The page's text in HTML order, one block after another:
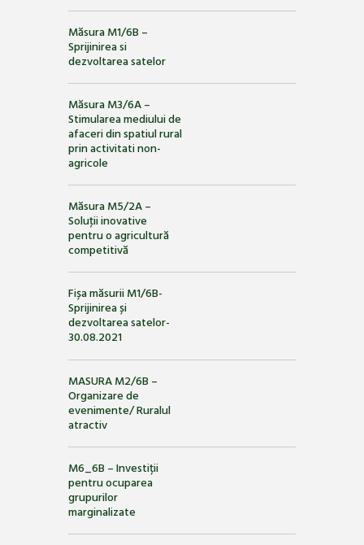
Măsura M1/6B –
Sprijinirea si
dezvoltarea satelor
Măsura M3/6A –
Stimularea mediului de
afaceri din spatiul rural
prin activitati non-
agricole
Măsura M5/2A –
Soluţii inovative
pentru o agricultură
competitivă
Fișa măsurii M1/6B-
Sprijinirea și
dezvoltarea satelor-
30.08.2021
MASURA M2/6B –
Organizare de
evenimente/ Ruralul
atractiv
M6_6B – Investiții
pentru ocuparea
grupurilor
marginalizate